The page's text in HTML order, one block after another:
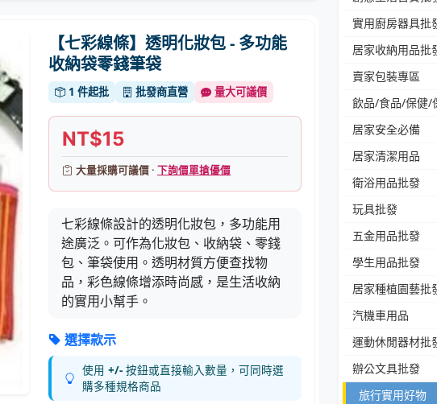
【七彩線條】透明化妝包 - 多功能
收納袋零錢筆袋
1 件起批 批發商直營 量大可議價
NT$15
大量採購可議價 ·下詢價單搶優價
七彩線條設計的透明化妝包，多功能用
途廣泛。可作為化妝包、收納袋、零錢
包、筆袋使用。透明材質方便查找物
品，彩色線條增添時尚感，是生活收納
的實用小幫手。
選擇款示
使用+/- 按鈕或直接輸入數量，可同時選
購多種規格商品
實用廚房器具批
居家收納用品批
賣家包裝專區
飲品/食品/保健/
居家安全必備
居家清潔用品
衛浴用品批發
玩具批發
五金用品批發
學生用品批發
居家種植園藝批
汽機車用品
運動休閒器材批
辦公文具批發
旅行實用好物